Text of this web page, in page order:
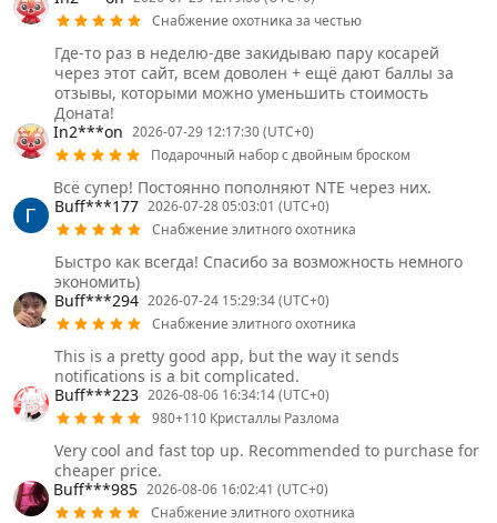
Снабжение охотника за честью
Где-то раз в неделю-две закидываю пару косарей
через этот сайт, всем доволен + ещё дают баллы за
отзывы, которыми можно уменьшить стоимость
Доната!
In2***on 2026-07-29 12:17:30 (UTC+0)
Подарочный набор с двойным броском
Всё супер! Постоянно пополняют NTE через них.
Buff***177 2026-07-28 05:03:01 (UTC+0)
Снабжение элитного охотника
Быстро как всегда! Спасибо за возможность немного
экономить)
Buff***294 2026-07-24 15:29:34 (UTC+0)
Снабжение элитного охотника
This is a pretty good app, but the way it sends
notifications is a bit complicated.
Buff***223 2026-08-06 16:34:14 (UTC+0)
980+110 Кристаллы Разлома
Very cool and fast top up. Recommended to purchase for
cheaper price.
Buff***985 2026-08-06 16:02:41 (UTC+0)
Снабжение элитного охотника